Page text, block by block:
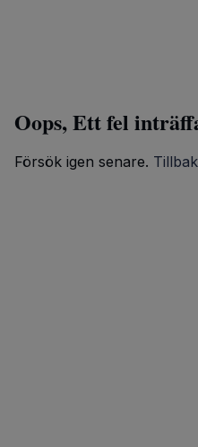
Oops, Ett fel
Försök igen senare.